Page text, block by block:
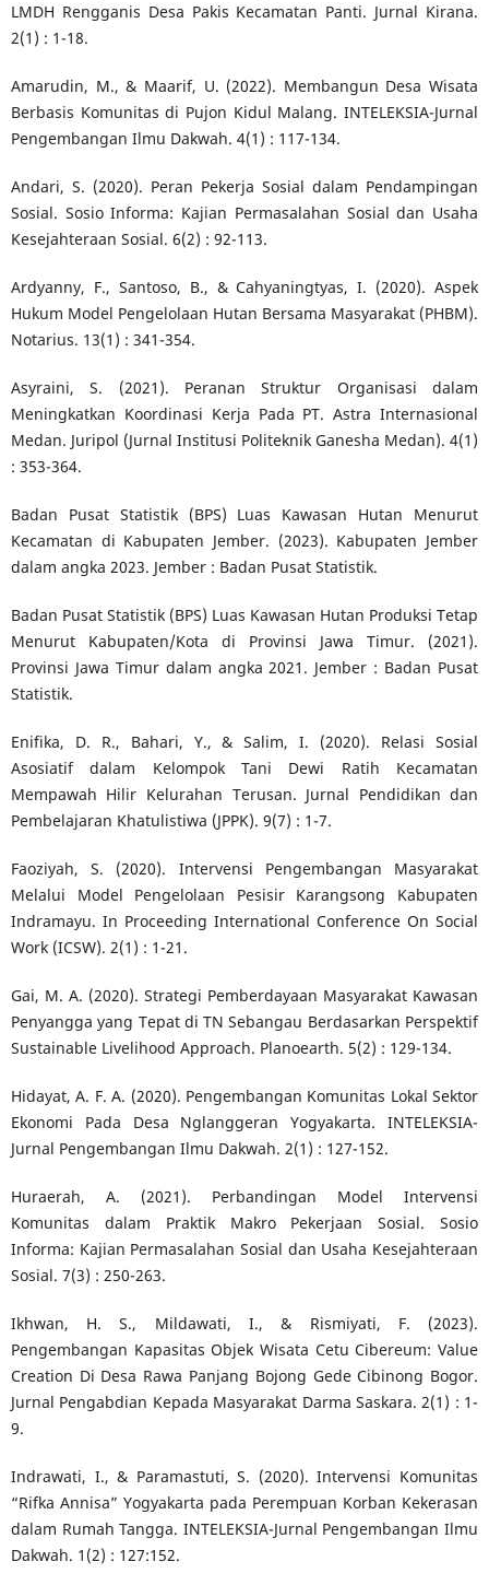
LMDH Rengganis Desa Pakis Kecamatan Panti. Jurnal Kirana.
2(1) : 1-18.
Amarudin, M., & Maarif, U. (2022). Membangun Desa Wisata
Berbasis Komunitas di Pujon Kidul Malang. INTELEKSIA-Jurnal
Pengembangan Ilmu Dakwah. 4(1) : 117-134.
Andari, S. (2020). Peran Pekerja Sosial dalam Pendampingan
Sosial. Sosio Informa: Kajian Permasalahan Sosial dan Usaha
Kesejahteraan Sosial. 6(2) : 92-113.
Ardyanny, F., Santoso, B., & Cahyaningtyas, I. (2020). Aspek
Hukum Model Pengelolaan Hutan Bersama Masyarakat (PHBM).
Notarius. 13(1) : 341-354.
Asyraini, S. (2021). Peranan Struktur Organisasi dalam
Meningkatkan Koordinasi Kerja Pada PT. Astra Internasional
Medan. Juripol (Jurnal Institusi Politeknik Ganesha Medan). 4(1)
: 353-364.
Badan Pusat Statistik (BPS) Luas Kawasan Hutan Menurut
Kecamatan di Kabupaten Jember. (2023). Kabupaten Jember
dalam angka 2023. Jember : Badan Pusat Statistik.
Badan Pusat Statistik (BPS) Luas Kawasan Hutan Produksi Tetap
Menurut Kabupaten/Kota di Provinsi Jawa Timur. (2021).
Provinsi Jawa Timur dalam angka 2021. Jember : Badan Pusat
Statistik.
Enifika, D. R., Bahari, Y., & Salim, I. (2020). Relasi Sosial
Asosiatif dalam Kelompok Tani Dewi Ratih Kecamatan
Mempawah Hilir Kelurahan Terusan. Jurnal Pendidikan dan
Pembelajaran Khatulistiwa (JPPK). 9(7) : 1-7.
Faoziyah, S. (2020). Intervensi Pengembangan Masyarakat
Melalui Model Pengelolaan Pesisir Karangsong Kabupaten
Indramayu. In Proceeding International Conference On Social
Work (ICSW). 2(1) : 1-21.
Gai, M. A. (2020). Strategi Pemberdayaan Masyarakat Kawasan
Penyangga yang Tepat di TN Sebangau Berdasarkan Perspektif
Sustainable Livelihood Approach. Planoearth. 5(2) : 129-134.
Hidayat, A. F. A. (2020). Pengembangan Komunitas Lokal Sektor
Ekonomi Pada Desa Nglanggeran Yogyakarta. INTELEKSIA-
Jurnal Pengembangan Ilmu Dakwah. 2(1) : 127-152.
Huraerah, A. (2021). Perbandingan Model Intervensi
Komunitas dalam Praktik Makro Pekerjaan Sosial. Sosio
Informa: Kajian Permasalahan Sosial dan Usaha Kesejahteraan
Sosial. 7(3) : 250-263.
Ikhwan, H. S., Mildawati, I., & Rismiyati, F. (2023).
Pengembangan Kapasitas Objek Wisata Cetu Cibereum: Value
Creation Di Desa Rawa Panjang Bojong Gede Cibinong Bogor.
Jurnal Pengabdian Kepada Masyarakat Darma Saskara. 2(1) : 1-
9.
Indrawati, I., & Paramastuti, S. (2020). Intervensi Komunitas
“Rifka Annisa” Yogyakarta pada Perempuan Korban Kekerasan
dalam Rumah Tangga. INTELEKSIA-Jurnal Pengembangan Ilmu
Dakwah. 1(2) : 127:152.